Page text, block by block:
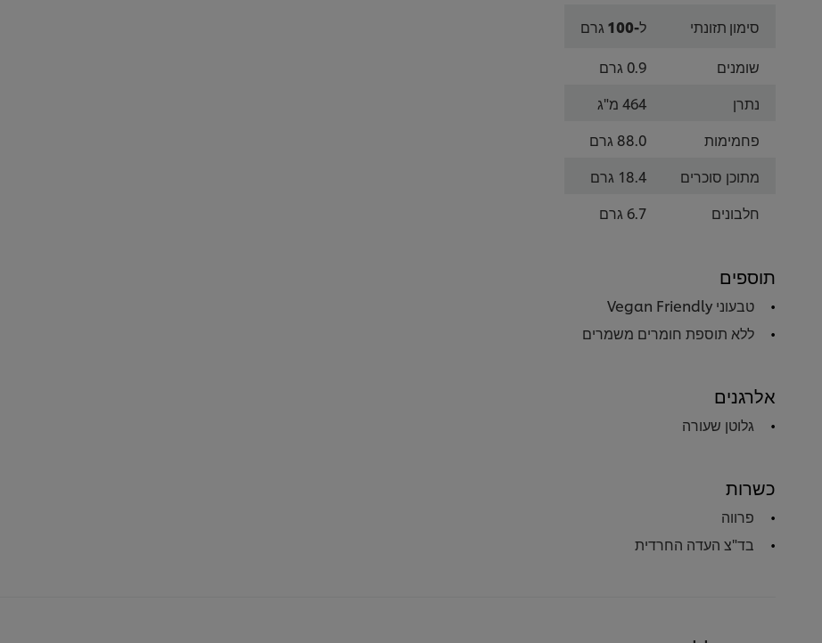
סימון תזונתי
ל-100 גרם
שומנים
0.9 גרם
נתרן
464 מ"ג
פחמימות
88.0 גרם
מתוכן סוכרים
18.4 גרם
חלבונים
6.7 גרם
תוספים
טבעוני Vegan Friendly
ללא תוספת חומרים משמרים
אלרגנים
גלוטן שעורה
כשרות
פרווה
בד"צ העדה החרדית